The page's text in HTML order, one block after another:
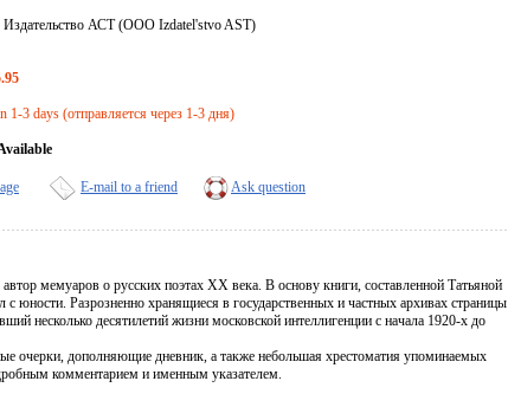
АСТ (OOO Izdatel'stvo AST)
1-3 days (отправляется через 1-3 дня)
E-mail to a friend Ask question
мемуаров о русских поэтах XX века. В основу книги, составленной Татьяной
юности. Разрозненно хранящиеся в государственных и частных архивах страницы
несколько десятилетий жизни московской интеллигенции с начала 1920-х до
очерки, дополняющие дневник, а также небольшая хрестоматия упоминаемых
комментарием и именным указателем.